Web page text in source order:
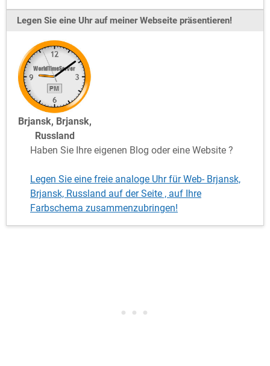
Legen Sie eine Uhr auf meiner Webseite präsentieren!
Brjansk, Brjansk,
Russland
Haben Sie Ihre eigenen Blog oder eine Website ?
Legen Sie eine freie analoge Uhr für Web- Brjansk,
Brjansk, Russland auf der Seite , auf Ihre
Farbschema zusammenzubringen!